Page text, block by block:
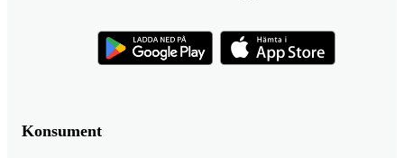
Konsument